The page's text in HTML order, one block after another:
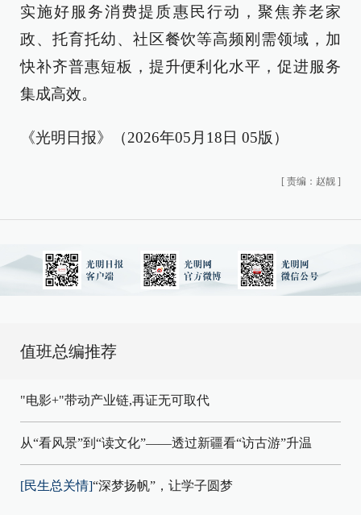
实施好服务消费提质惠民行动，聚焦养老家
政、托育托幼、社区餐饮等高频刚需领域，加
快补齐普惠短板，提升便利化水平，促进服务
集成高效。
《光明日报》（2026年05月18日 05版）
[ 责编：赵靓 ]
值班总编推荐
"电影+"带动产业链,再证无可取代
从“看风景”到“读文化”——透过新疆看“访古游”升温
[民生总关情]“深梦扬帆”，让学子圆梦